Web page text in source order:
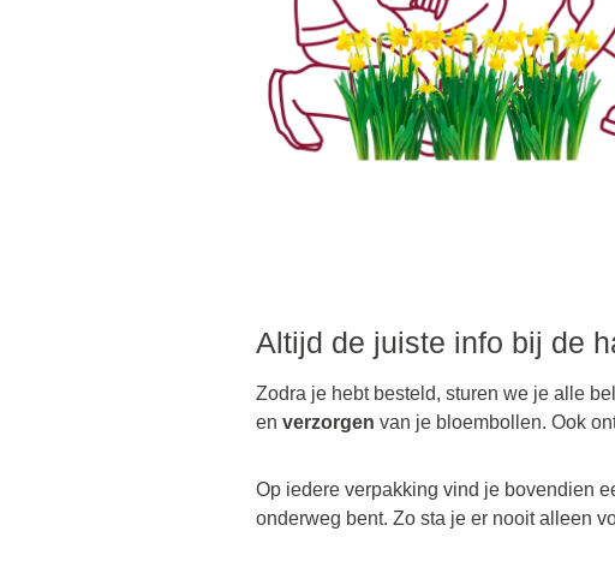
Altijd de juiste info bij de
Zodra je hebt besteld, sturen we je alle
en verzorgen van je bloembollen. Ook
Op iedere verpakking vind je bovendien
onderweg bent. Zo sta je er nooit alleen